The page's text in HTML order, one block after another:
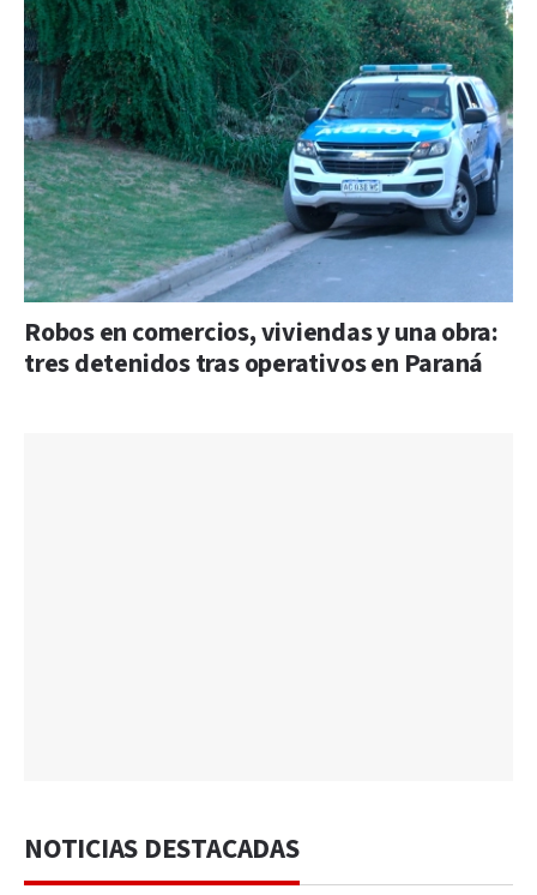
Robos en comercios, viviendas y una obra:
tres detenidos tras operativos en Paraná
NOTICIAS DESTACADAS